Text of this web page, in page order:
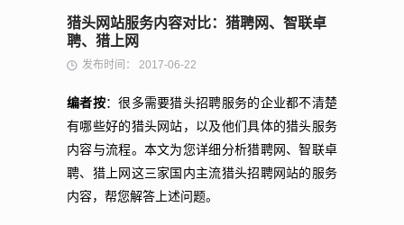
猎头网站服务内容对比：猎聘网、智联卓
聘、猎上网
发布时间： 2017-06-22
编者按：很多需要猎头招聘服务的企业都不清楚
有哪些好的猎头网站，以及他们具体的猎头服务
内容与流程。本文为您详细分析猎聘网、智联卓
聘、猎上网这三家国内主流猎头招聘网站的服务
内容，帮您解答上述问题。